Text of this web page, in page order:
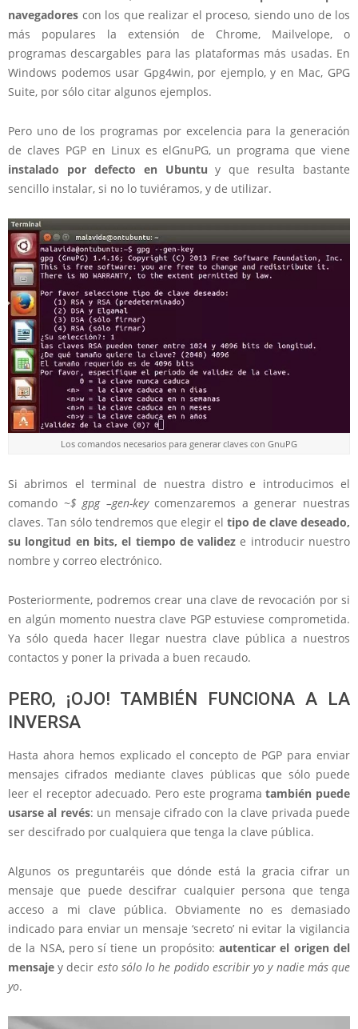
navegadores con los que realizar el proceso, siendo uno de los
más populares la extensión de Chrome, Mailvelope, o
programas descargables para las plataformas más usadas. En
Windows podemos usar Gpg4win, por ejemplo, y en Mac, GPG
Suite, por sólo citar algunos ejemplos.
Pero uno de los programas por excelencia para la generación
de claves PGP en Linux es elGnuPG, un programa que viene
instalado por defecto en Ubuntu y que resulta bastante
sencillo instalar, si no lo tuviéramos, y de utilizar.
Los comandos necesarios para generar claves con GnuPG
Si abrimos el terminal de nuestra distro e introducimos el
comando ~$ gpg –gen-keycomenzaremos a generar nuestras
claves. Tan sólo tendremos que elegir el tipo de clave deseado,
su longitud en bits, el tiempo de validez e introducir nuestro
nombre y correo electrónico.
Posteriormente, podremos crear una clave de revocación por si
en algún momento nuestra clave PGP estuviese comprometida.
Ya sólo queda hacer llegar nuestra clave pública a nuestros
contactos y poner la privada a buen recaudo.
PERO, ¡OJO! TAMBIÉN FUNCIONA A LA
INVERSA
Hasta ahora hemos explicado el concepto de PGP para enviar
mensajes cifrados mediante claves públicas que sólo puede
leer el receptor adecuado. Pero este programatambién puede
usarse al revés: un mensaje cifrado con la clave privada puede
ser descifrado por cualquiera que tenga la clave pública.
Algunos os preguntaréis que dónde está la gracia cifrar un
mensaje que puede descifrar cualquier persona que tenga
acceso a mi clave pública. Obviamente no es demasiado
indicado para enviar un mensaje ‘secreto’ ni evitar la vigilancia
de la NSA, pero sí tiene un propósito:autenticar el origen del
mensaje y decir esto sólo lo he podido escribir yo y nadie más que
yo.